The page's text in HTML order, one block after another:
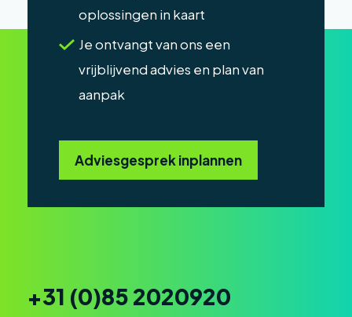
oplossingen in kaart
Je ontvangt van ons een
vrijblijvend advies en plan van
aanpak
Adviesgesprek inplannen
+31 (0)85 2020920